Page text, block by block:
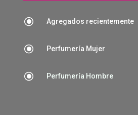
\ Agregados recientemente
\ Perfumería Mujer
\ Perfumería Hombre